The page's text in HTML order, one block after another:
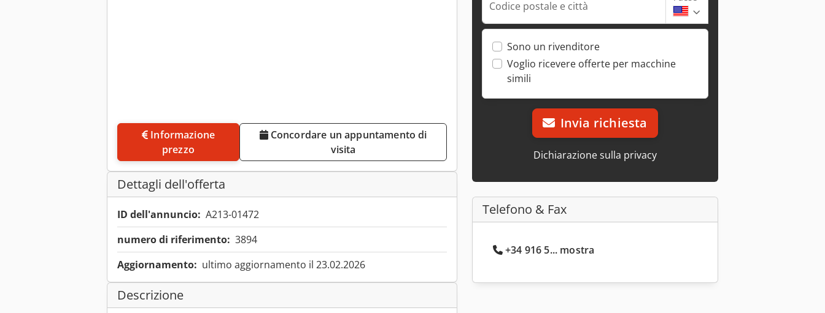
prezzo
Concordare un appuntamento di
visita
Dettagli dell'offerta
ID dell'annuncio: A213-01472
numero di riferimento: 3894
Aggiornamento: ultimo aggiornamento il 23.02.2026
Descrizione
Codice postale e città
Sono un rivenditore
Voglio ricevere offerte per macchine
simili
Invia richiesta
Dichiarazione sulla privacy
Telefono & Fax
+34 916 5... mostra